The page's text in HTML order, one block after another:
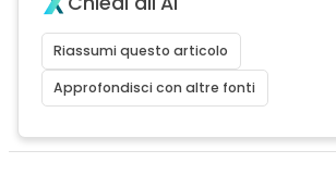
Riassumi questo articolo
Approfondisci con altre fonti